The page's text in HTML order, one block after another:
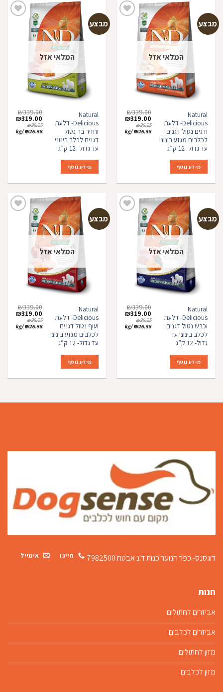
מבצע
המלאי אזל
Natural
Delicious- דלעת
ודגים נטול דגנים
לכלבים מגזע בינוני
עד גדול- 12 ק”ג
₪339.00
המחיר
המקורי
היה:
₪339.00.
₪319.00 המחיר
הוא:
₪28.25
₪26.58
/
kg
מידע נוסף
מבצע
המלאי אזל
Natural
Delicious- דלעת
וחזיר בר נטול
דגנים לכלב בינוני
עד גדול- 12 ק”ג
₪339.00
המחיר
המקורי
היה:
₪339.00.
₪319.00
הוא:
₪28.25
₪26.58
/
kg
מידע נוסף
מבצע
המלאי אזל
Natural
Delicious- דלעת
וכבש נטול דגנים
לכלב בינוני עד
גדול- 12 ק”ג
₪339.00
המחיר
המקורי
היה:
₪339.00.
₪319.00 המחיר
הוא:
₪28.25
₪26.58
/
kg
מידע נוסף
מבצע
המלאי אזל
Natural
Delicious- דלעת
ועוף נטול דגנים
לכלבים מגזע בינוני
עד גדול- 12 ק”ג
₪339.00
המחיר
המקורי
היה:
₪339.00.
₪319.00
הוא:
₪28.25
₪26.58
/
kg
מידע נוסף
דוגסנס- כפר הנוער כנותד.נ אבטח 7982500 חייגו אימייל
חנות
אביזרים לחתולים
אביזרים לכלבים
מזון לחתולים
מזון לכלבים